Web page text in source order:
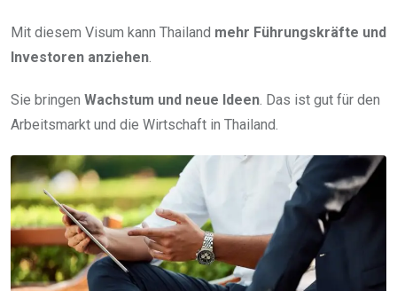
Mit diesem Visum kann Thailand mehr Führungskräfte und
Investoren anziehen.
Sie bringen Wachstum und neue Ideen. Das ist gut für den
Arbeitsmarkt und die Wirtschaft in Thailand.